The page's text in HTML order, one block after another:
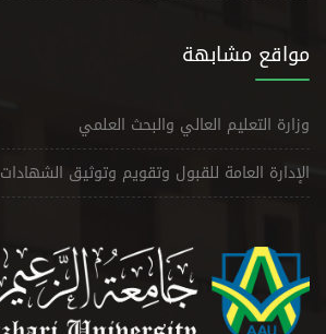
مواقع مشابهة
وزارة التعليم العالي والبحث العلمي
الإدارة العامة للقبول وتقويم وتوثيق الشهادات